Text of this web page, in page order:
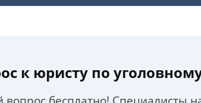
к юристу по